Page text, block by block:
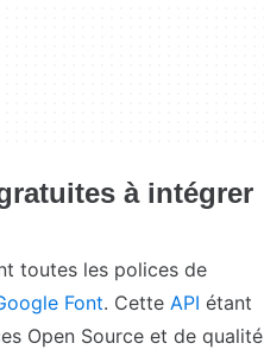
à intégrer
toutes les polices de
Font. Cette API étant
Open Source et de qualité